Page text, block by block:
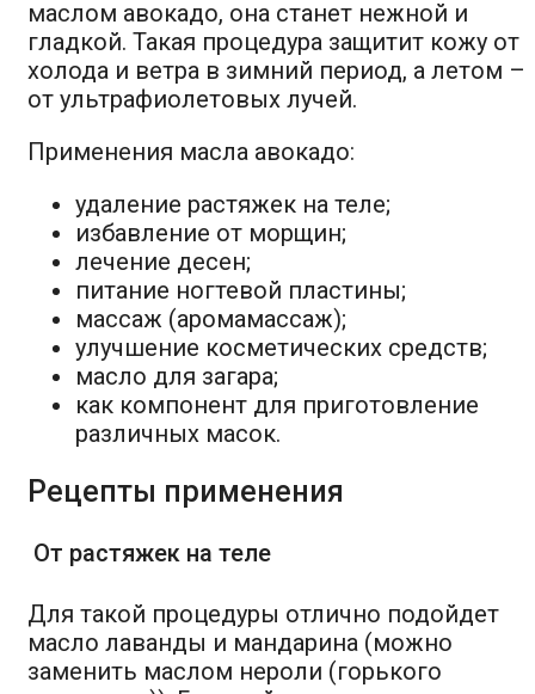
маслом авокадо, она станет нежной и
гладкой. Такая процедура защитит кожу от
холода и ветра в зимний период, а летом –
от ультрафиолетовых лучей.
Применения масла авокадо:
удаление растяжек на теле;
избавление от морщин;
лечение десен;
питание ногтевой пластины;
массаж (аромамассаж);
улучшение косметических средств;
масло для загара;
как компонент для приготовление
различных масок.
Рецепты применения
От растяжек на теле
Для такой процедуры отлично подойдет
масло лаванды и мандарина (можно
заменить маслом нероли (горького